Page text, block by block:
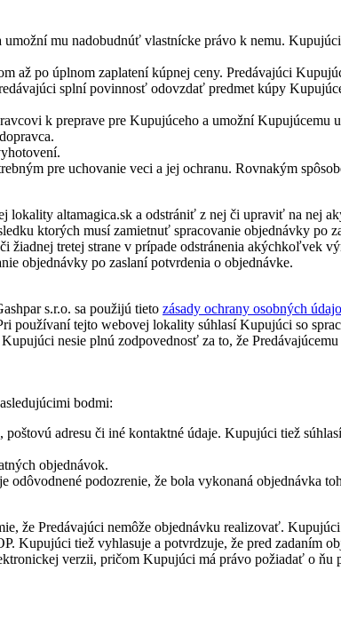
mu nadobudnúť vlastnícke právo k nemu.
až po úplnom zaplatení kúpnej ceny. Predávajúci
splní povinnosť odovzdať predmet kúpy
k preprave pre Kupujúceho a umožní
pre uchovanie veci a jej ochranu. Rovnakým
altamagica.sk a odstrániť z nej či upraviť na nej
ktorých musí zamietnuť spracovanie objednávky po
tretej strane v prípade odstránenia akýchkoľvek
objednávky po zaslaní potvrdenia o objednávke.
s.r.o. sa použijú tieto zásady ochrany osobných
používaní tejto webovej lokality súhlasí Kupujúci so
nesie plnú zodpovednosť za to, že
bodmi:
adresu či iné kontaktné údaje. Kupujúci tiež
objednávok.
podozrenie, že bola vykonaná objednávka
že Predávajúci nemôže objednávku realizovať.
Kupujúci tiež vyhlasuje a potvrdzuje, že pred zadaním
verzii, pričom Kupujúci má právo požiadať o ňu